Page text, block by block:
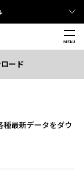
MENU
ード
最新データをダウ